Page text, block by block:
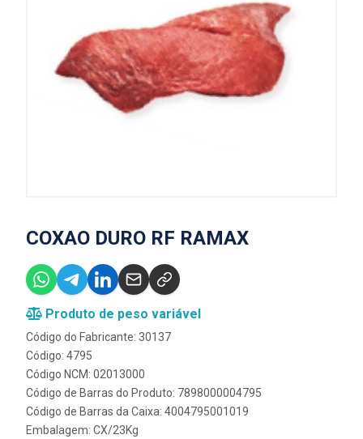
COXAO DURO RF RAMAX
Produto de peso variável
Código do Fabricante: 30137
Código: 4795
Código NCM: 02013000
Código de Barras do Produto: 7898000004795
Código de Barras da Caixa: 4004795001019
Embalagem: CX/23Kg